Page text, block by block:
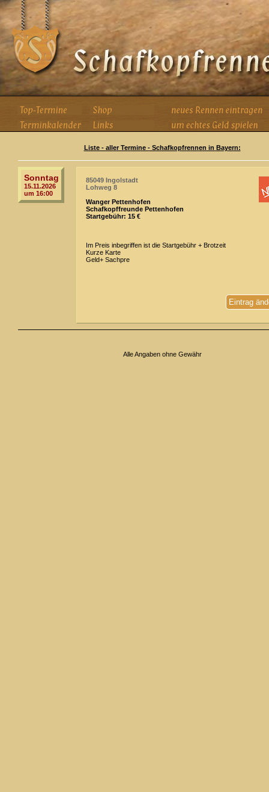
Liste - aller Termine - Schafkopfrennen in Bayern:
Sonntag
15.11.2026
um 16:00
85049 Ingolstadt
Lohweg 8
Wanger Pettenhofen
Schafkopffreunde Pettenhofen
Startgebühr: 15 €
Im Preis inbegriffen ist die Startgebühr + Brotzeit
Kurze Karte
Geld+ Sachpre
Eintrag
Alle Angaben ohne Gewähr